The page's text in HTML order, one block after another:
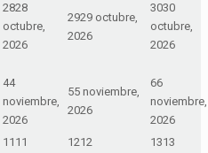
2828
octubre,
2026
2929 octubre,
2026
3030
octubre,
2026
44
noviembre,
2026
55 noviembre,
2026
66
noviembre,
2026
11 11
1212
1313